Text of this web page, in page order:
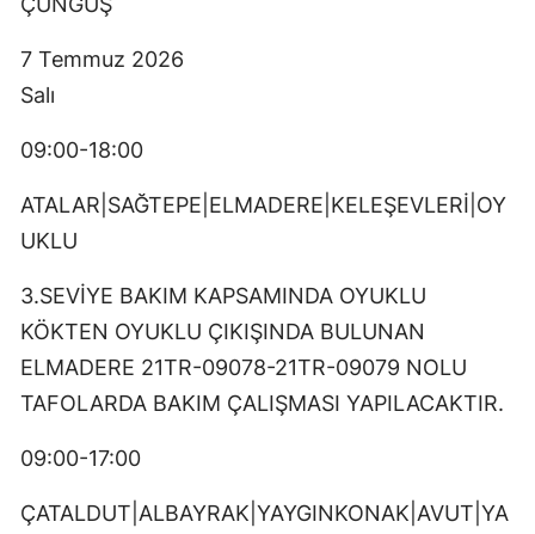
7 Temmuz 2026
Salı
09:00-18:00
ATALAR|SAĞTEPE|ELMADERE|KELEŞEVLERİ|OY
UKLU
3.SEVİYE BAKIM KAPSAMINDA OYUKLU
KÖKTEN OYUKLU ÇIKIŞINDA BULUNAN
ELMADERE 21TR-09078-21TR-09079 NOLU
TAFOLARDA BAKIM ÇALIŞMASI YAPILACAKTIR.
09:00-17:00
ÇATALDUT|ALBAYRAK|YAYGINKONAK|AVUT|YA